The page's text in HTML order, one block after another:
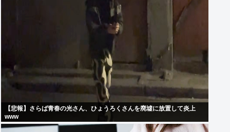
【悲報】さらば青春の光さん、ひょうろくさんを廃墟に放置して炎上
www